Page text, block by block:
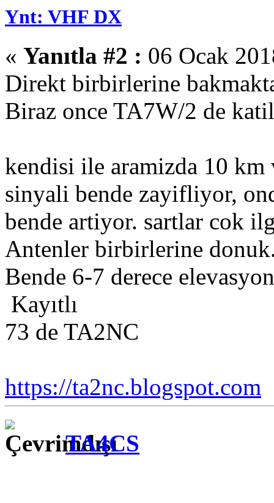
Ynt: VHF DX
« Yanıtla #2 : 06 Ocak
Direkt birbirlerine
Biraz once TA7W/2 de
kendisi ile aramizda 10
sinyali bende zayifliyor,
bende artiyor. sartlar cok
Antenler birbirlerine
Bende 6-7 derece
Kayıtlı
73 de TA2NC
https://ta2nc.blogspot.com
TA4CS